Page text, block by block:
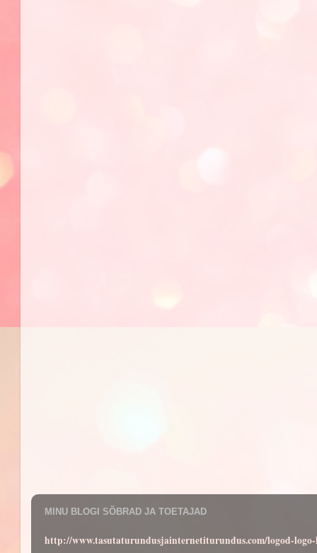
MINU BLOGI SÕBRAD JA TOETAJAD
http://www.tasutaturundusjainternetiturundus.com/logod-